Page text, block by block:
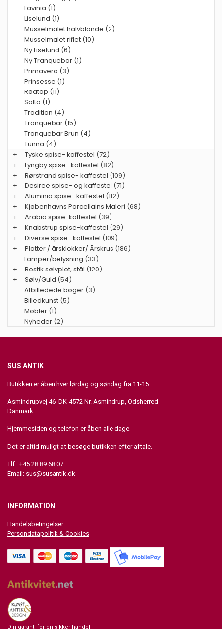
Lavinia (1)
Liselund (1)
Musselmalet halvblonde (2)
Musselmalet riflet (10)
Ny Liselund (6)
Ny Tranquebar (1)
Primavera (3)
Prinsesse (1)
Rødtop (11)
Salto (1)
Tradition (4)
Tranquebar (15)
Tranquebar Brun (4)
Tunna (4)
+
Tyske spise- kaffestel (72)
+
Lyngby spise- kaffestel (82)
+
Rørstrand spise- kaffestel (109)
+
Desiree spise- og kaffestel (71)
+
Aluminia spise- kaffestel (112)
+
Kjøbenhavns Porcellains Maleri (68)
+
Arabia spise-kaffestel (39)
+
Knabstrup spise-kaffestel (29)
+
Diverse spise- kaffestel (109)
+
Platter / årsklokker/ Årskrus (186)
Lamper/belysning (33)
+
Bestik sølvplet, stål (120)
+
Sølv/Guld (54)
Afbilledede bøger (3)
Billedkunst (5)
Møbler (1)
Nyheder (2)
SUS ANTIK
Butikken er åben hver lørdag og søndag fra 11-15.
Asmindrupvej 46, DK-4572 Nr. Asmindrup, Odsherred
Danmark.
Hjemmesiden og telefon er åben alle dage.
Det er altid muligt at besøge butikken efter aftale.
Tlf : +45 28 89 68 07
Email: sus@susantik.dk
INFORMATION
Handelsbetingelser
Persondatapolitik & Cookies
Din garanti for en sikker handel